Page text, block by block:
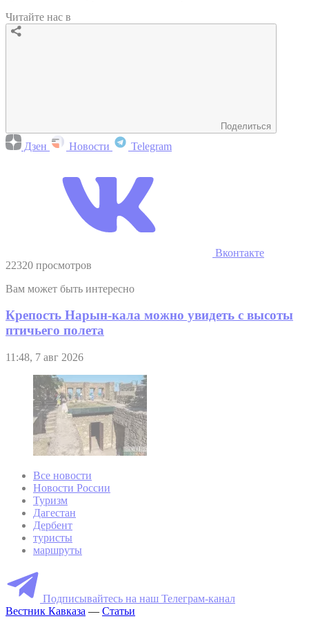
Читайте нас в
Поделиться
Дзен Новости Telegram
Вконтакте
22320 просмотров
Вам может быть интересно
Крепость Нарын-кала можно увидеть с высоты
птичьего полета
11:48, 7 авг 2026
Все новости
Новости России
Туризм
Дагестан
Дербент
туристы
маршруты
Подписывайтесь на наш Телеграм-канал
Вестник Кавказа — Статьи